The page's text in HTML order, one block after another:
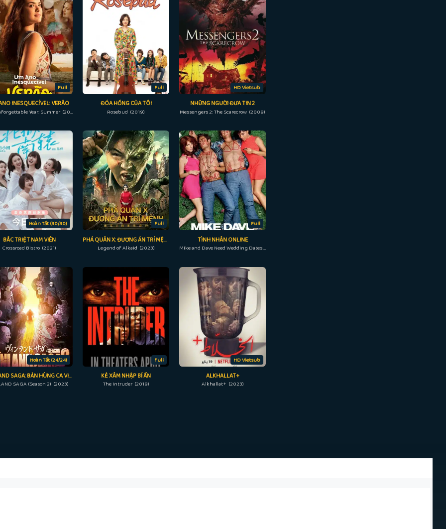
Full
INESQUECÍVEL: VERÃO
An Unforgettable Year: Summer (2023)
Full
ĐÓA HỒNG CỦA TÔI
Rosebud (2019)
HD Vietsub
NHỮNG NGƯỜI ĐƯA TIN 2
Messengers 2: The Scarecrow (2009)
Hoàn Tất (30/30)
BẮC TRIỆT NAM VIÊN
Crossroad Bistro (2021)
Full
PHÁ QUÂN X: ĐƯƠNG ÁN TRÍ MỆNH
Legend of Alkaid (2023)
Full
TÌNH NHÂN ONLINE
Mike and Dave Need Wedding Dates (2016)
Hoàn Tất (24/24)
VINLAND SAGA: BẢN HÙNG CA VIKING (PHẦN 2)
SAGA (Season 2) (2023)
Full
KẺ XÂM NHẬP BÍ ẨN
The Intruder (2019)
HD Vietsub
ALKHALLAT+
Alkhallat+ (2023)